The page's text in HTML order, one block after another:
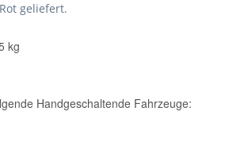
geliefert.
kg
Handgeschaltende Fahrzeuge: